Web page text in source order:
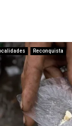
Reconquista